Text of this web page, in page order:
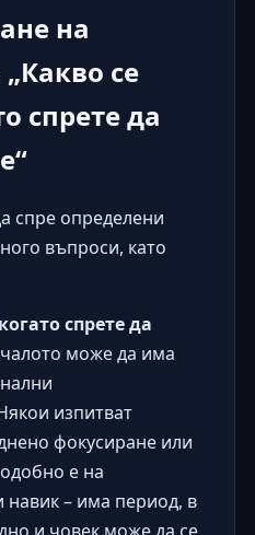
на
се
спрете да
спре определени
въпроси, като
спрете да
може да има
изпитват
фокусиране или
е на
навик – има период, в
и човек може да се